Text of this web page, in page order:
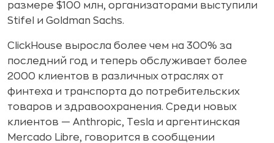
размере $100 млн, организаторами выступили
Stifel и Goldman Sachs.
ClickHouse выросла более чем на 300% за
последний год и теперь обслуживает более
2000 клиентов в различных отраслях от
финтеха и транспорта до потребительских
товаров и здравоохранения. Среди новых
клиентов — Anthropic, Tesla и аргентинская
Mercado Libre, говорится в сообщении